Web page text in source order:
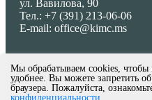
ул. Вавилова, 90
Тел.: +7 (391) 213-06-06
E-mail: office@kimc.ms
Мы обрабатываем cookies, чтобы
удобнее. Вы можете запретить
браузера. Пожалуйста,
конфиденциальности